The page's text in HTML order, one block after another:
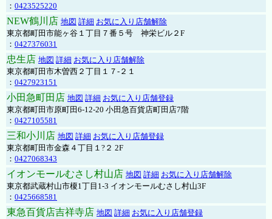
： 0423525220
NEW鶴川店 地図 詳細 お気に入り店舗解除
東京都町田市能ヶ谷１丁目７番５号 神栄ビル２F
： 0427376031
忠生店 地図 詳細 お気に入り店舗解除
東京都町田市木曽西２丁目１７-２１
： 0427923151
小田急町田店 地図 詳細 お気に入り店舗登録
東京都町田市原町田6-12-20 小田急百貨店町田店7階
： 0427105581
三和小川店 地図 詳細 お気に入り店舗登録
東京都町田市金森４丁目１?２ 2F
： 0427068343
イオンモールむさし村山店 地図 詳細 お気に入り店舗解除
東京都武蔵村山市榎1丁目1-3 イオンモールむさし村山3F
： 0425668581
東急百貨店吉祥寺店 地図 詳細 お気に入り店舗登録